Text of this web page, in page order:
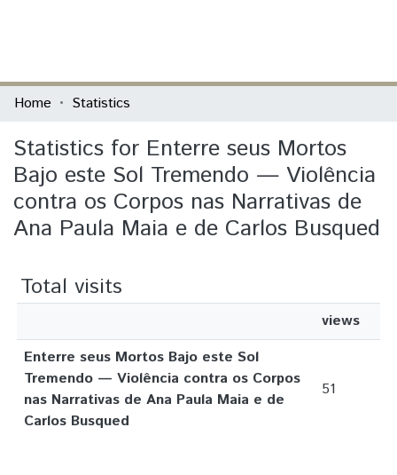
Communities & Collections
All of DSpace
Home Statistics
Statistics for Enterre seus Mortos
Bajo este Sol Tremendo — Violência
contra os Corpos nas Narrativas de
Ana Paula Maia e de Carlos Busqued
Total visits
views
Enterre seus Mortos Bajo este Sol
Tremendo — Violência contra os Corpos
nas Narrativas de Ana Paula Maia e de
Carlos Busqued
51